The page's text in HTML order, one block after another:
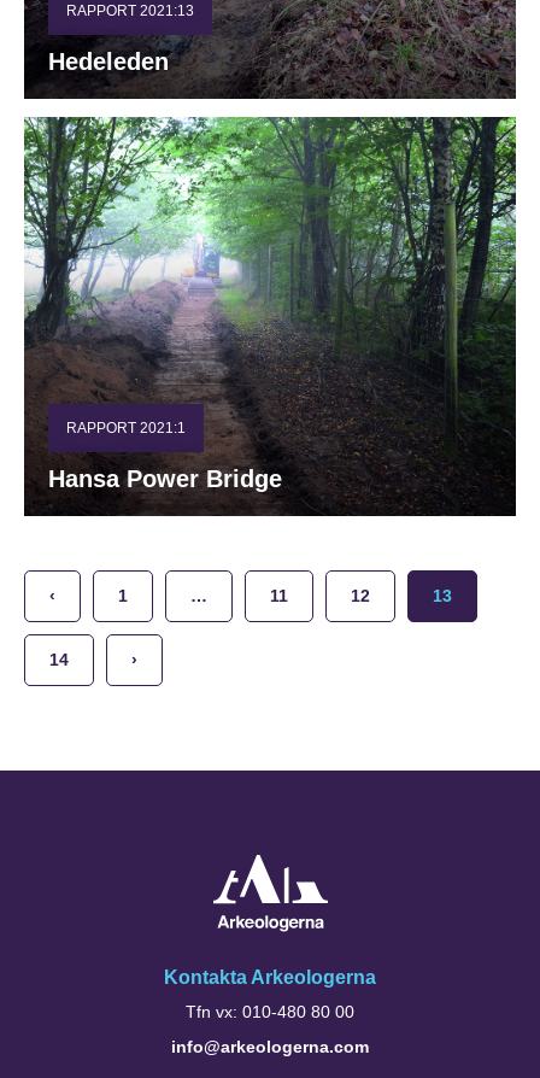
RAPPORT 2021:13
Hedeleden
RAPPORT 2021:1
Hansa Power Bridge
‹ 1 … 11 12 13
14 ›
Kontakta Arkeologerna
Tfn vx: 010-480 80 00
info@arkeologerna.com